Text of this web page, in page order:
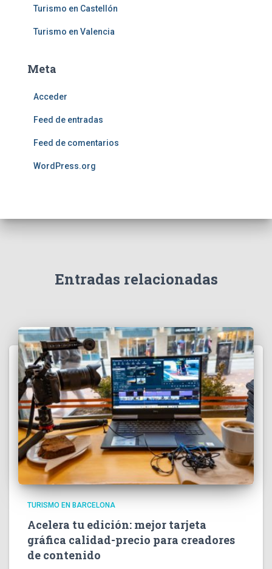
Turismo en Castellón
Turismo en Valencia
Meta
Acceder
Feed de entradas
Feed de comentarios
WordPress.org
Entradas relacionadas
TURISMO EN BARCELONA
Acelera tu edición: mejor tarjeta
gráfica calidad-precio para creadores
de contenido